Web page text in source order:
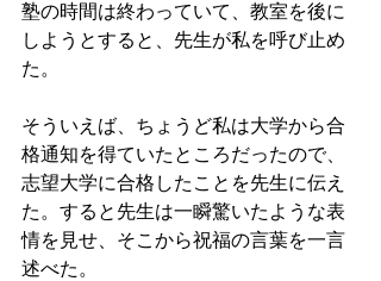
塾の時間は終わっていて、教室を後に
しようとすると、先生が私を呼び止め
た。
そういえば、ちょうど私は大学から合
格通知を得ていたところだったので、
志望大学に合格したことを先生に伝え
た。すると先生は一瞬驚いたような表
情を見せ、そこから祝福の言葉を一言
述べた。